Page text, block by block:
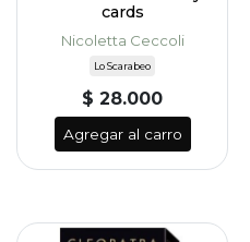
cards
Nicoletta Ceccoli
Lo Scarabeo
$ 28.000
Agregar al carro